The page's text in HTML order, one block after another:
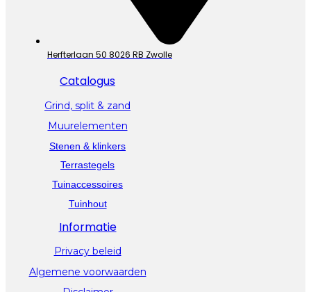
Herfterlaan 50 8026 RB Zwolle
Catalogus
Grind, split & zand
Muurelementen
Stenen & klinkers
Terrastegels
Tuinaccessoires
Tuinhout
Informatie
Privacy beleid
Algemene voorwaarden